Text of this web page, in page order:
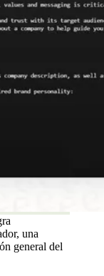
una
general del